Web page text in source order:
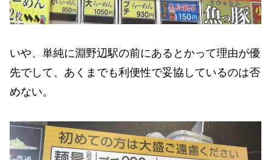
いや、単純に淵野辺駅の前にあるとかって理由が優
先でして、あくまでも利便性で妥協しているのは否
めない。